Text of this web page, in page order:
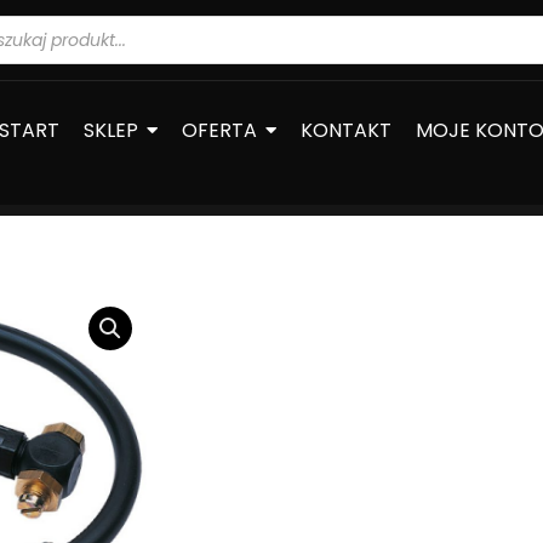
START SKLEP OFERTA KONTAKT MOJE KONTO